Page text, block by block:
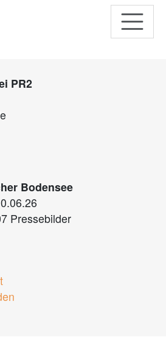
PR2
Bodensee
Pressebilder